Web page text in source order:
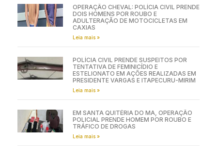
OPERAÇÃO CHEVAL: POLÍCIA CIVIL PRENDE
DOIS HOMENS POR ROUBO E
ADULTERAÇÃO DE MOTOCICLETAS EM
CAXIAS
Leia mais »
POLÍCIA CIVIL PRENDE SUSPEITOS POR
TENTATIVA DE FEMINICÍDIO E
ESTELIONATO EM AÇÕES REALIZADAS EM
PRESIDENTE VARGAS E ITAPECURU-MIRIM
Leia mais »
EM SANTA QUITÉRIA DO MA, OPERAÇÃO
POLICIAL PRENDE HOMEM POR ROUBO E
TRÁFICO DE DROGAS
Leia mais »